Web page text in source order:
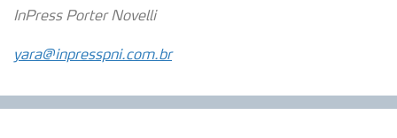
InPress Porter Novelli
yara@inpresspni.com.br